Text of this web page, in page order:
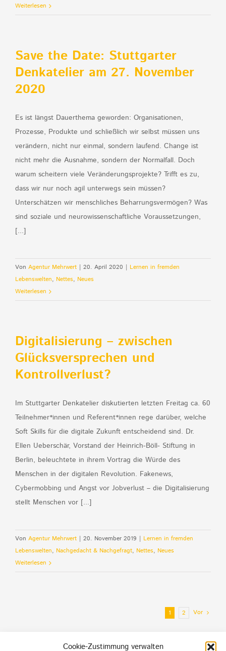
Cookie-Zustimmung verwalten
Weiterlesen
Save the Date: Stuttgarter
Denkatelier am 27. November
2020
Es ist längst Dauerthema geworden: Organisationen,
Prozesse, Produkte und schließlich wir selbst müssen uns
verändern, nicht nur einmal, sondern laufend. Change ist
nicht mehr die Ausnahme, sondern der Normalfall. Doch
warum scheitern viele Veränderungsprojekte? Trifft es zu,
dass wir nur noch agil unterwegs sein müssen?
Unterschätzen wir menschliches Beharrungsvermögen? Was
sind soziale und neurowissenschaftliche Voraussetzungen,
[...]
Von Agentur Mehrwert | 20. April 2020 | Lernen in fremden
Lebenswelten, Nettes, Neues
Weiterlesen
Digitalisierung – zwischen
Glücksversprechen und
Kontrollverlust?
Im Stuttgarter Denkatelier diskutierten letzten Freitag ca. 60
Teilnehmer*innen und Referent*innen rege darüber, welche
Soft Skills für die digitale Zukunft entscheidend sind. Dr.
Ellen Ueberschär, Vorstand der Heinrich-Böll- Stiftung in
Berlin, beleuchtete in ihrem Vortrag die Würde des
Menschen in der digitalen Revolution. Fakenews,
Cybermobbing und Angst vor Jobverlust – die Digitalisierung
stellt Menschen vor [...]
Von Agentur Mehrwert | 20. November 2019 | Lernen in fremden
Lebenswelten, Nachgedacht & Nachgefragt, Nettes, Neues
Weiterlesen
1 2 Vor